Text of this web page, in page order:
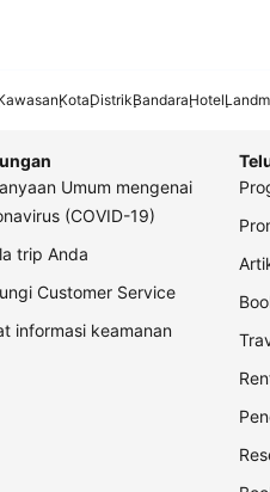
KotaDistrikBandaraHotel
Umum mengenai
(COVID-19)
trip Anda
Customer Service
informasi keamanan